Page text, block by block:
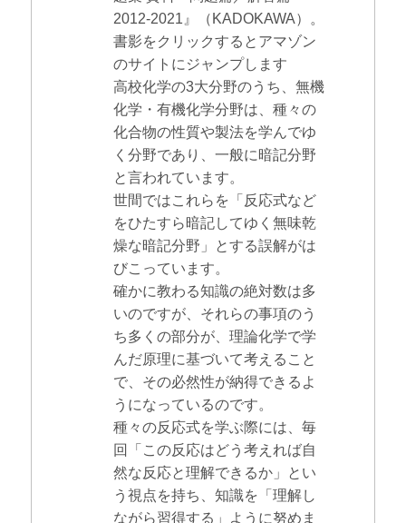
2012-2021』（KADOKAWA）。
書影をクリックするとアマゾン
のサイトにジャンプします
高校化学の3大分野のうち、無機
化学・有機化学分野は、種々の
化合物の性質や製法を学んでゆ
く分野であり、一般に暗記分野
と言われています。
世間ではこれらを「反応式など
をひたすら暗記してゆく無味乾
燥な暗記分野」とする誤解がは
びこっています。
確かに教わる知識の絶対数は多
いのですが、それらの事項のう
ち多くの部分が、理論化学で学
んだ原理に基づいて考えること
で、その必然性が納得できるよ
うになっているのです。
種々の反応式を学ぶ際には、毎
回「この反応はどう考えれば自
然な反応と理解できるか」とい
う視点を持ち、知識を「理解し
ながら習得する」ように努めま